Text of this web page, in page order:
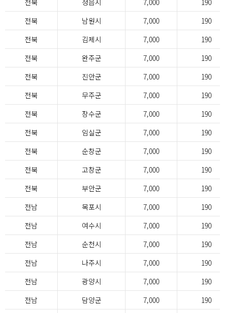
전북
정읍시 7,000
190
전북
남원시 7,000
190
전북
김제시 7,000
190
전북
완주군 7,000
190
전북
진안군 7,000
190
전북
무주군 7,000
190
전북
장수군 7,000
190
전북
임실군 7,000
190
전북
순창군 7,000
190
전북
고창군 7,000
190
전북
부안군 7,000
190
전남
목포시 7,000
190
전남
여수시 7,000
190
전남
순천시 7,000
190
전남
나주시 7,000
190
전남
광양시 7,000
190
전남
담양군 7,000
190